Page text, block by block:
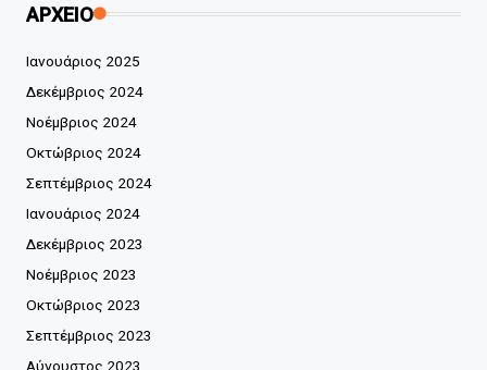
ΑΡΧΕΙΟ
Ιανουάριος 2025
Δεκέμβριος 2024
Νοέμβριος 2024
Οκτώβριος 2024
Σεπτέμβριος 2024
Ιανουάριος 2024
Δεκέμβριος 2023
Νοέμβριος 2023
Οκτώβριος 2023
Σεπτέμβριος 2023
Αύγουστος 2023